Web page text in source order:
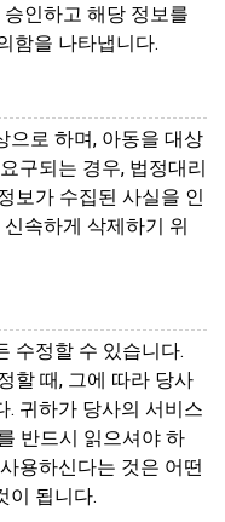
인하고 해당 정보를
함을 나타냅니다.
으로 하며, 아동을 대상
구되는 경우, 법정대리
보가 수집된 사실을 인
속하게 삭제하기 위
수정할 수 있습니다.
할 때, 그에 따라 당사
. 귀하가 당사의 서비스
반드시 읽으셔야 하
용하신다는 것은 어떤
이 됩니다.